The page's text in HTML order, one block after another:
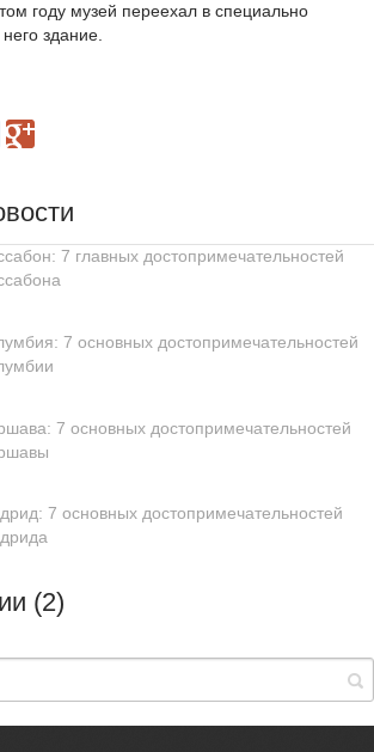
году музей переехал в специально
здание.
7 главных достопримечательностей
7 основных достопримечательностей
7 основных достопримечательностей
7 основных достопримечательностей
(2)